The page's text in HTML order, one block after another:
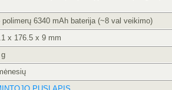
polimerų 6340 mAh baterija (~8 val veikimo)
x 176.5 x 9 mm